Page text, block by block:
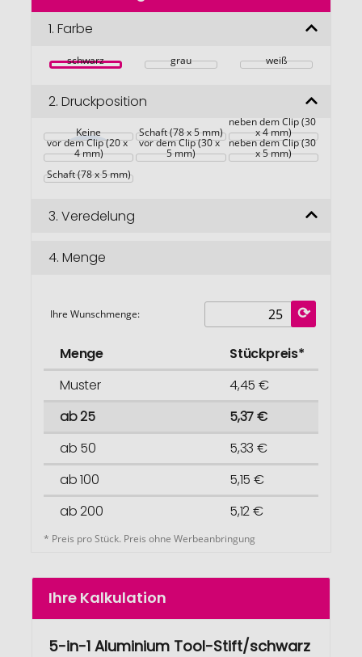
Bildgalerie
1. Farbe
schwarz grau weiß
2. Druckposition
Keine Schaft (78 x 5 mm)
neben dem Clip (30
x 4 mm)
vor dem Clip (20 x
4 mm)
vor dem Clip (30 x
5 mm)
neben dem Clip (30
x 5 mm)
Schaft (78 x 5 mm)
3. Veredelung
4. Menge
Ihre Wunschmenge:
Menge
Stückpreis*
Muster
4,45 €
ab 25
5,37 €
ab 50
5,33 €
ab 100
5,15 €
ab 200
5,12 €
* Preis pro Stück. Preis ohne Werbeanbringung
Ihre Kalkulation
5-in-1 Aluminium Tool-Stift/schwarz